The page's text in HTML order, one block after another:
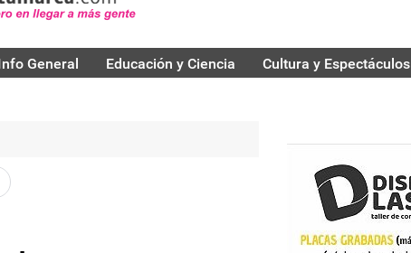
General Educación y Ciencia Cultura y Espectáculos